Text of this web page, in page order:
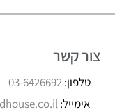
צור קשר
טלפון:03-6426692
אימייל: